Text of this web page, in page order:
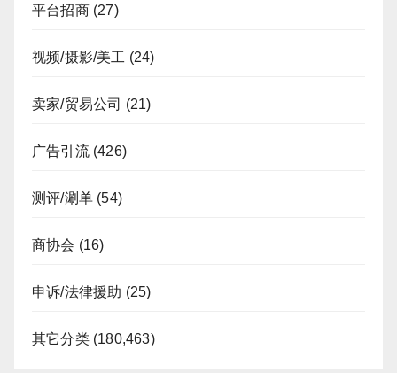
平台招商(27)
视频/摄影/美工 (24)
卖家/贸易公司 (21)
广告引流(426)
测评/涮单 (54)
商协会 (16)
申诉/法律援助 (25)
其它分类(180,463)